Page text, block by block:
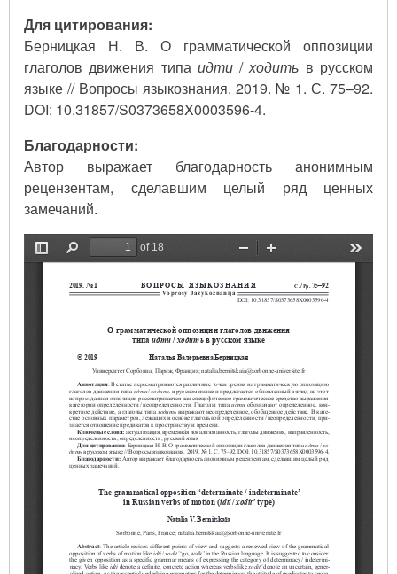
Для цитирования:
Берницкая Н. В. О грамматической оппозиции
глаголов движения типа идти/ходить в русском
языке // Вопросы языкознания. 2019. № 1. С. 75–92.
DOI: 10.31857/S0373658X0003596-4.
Благодарности:
Автор выражает благодарность анонимным
рецензентам, сделавшим целый ряд ценных
замечаний.